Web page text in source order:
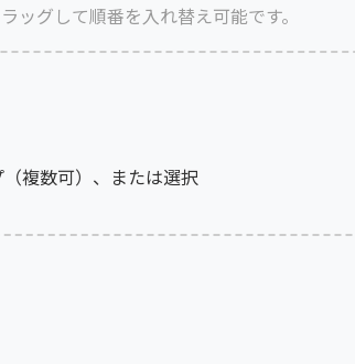
ッグして順番を入れ替え可能です。
複数可）、または選択